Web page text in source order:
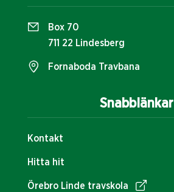
Snabblänkar
Kontakt
Hitta hit
Örebro Linde travskola
Box 70
711 22 Lindesberg
Fornaboda Travbana